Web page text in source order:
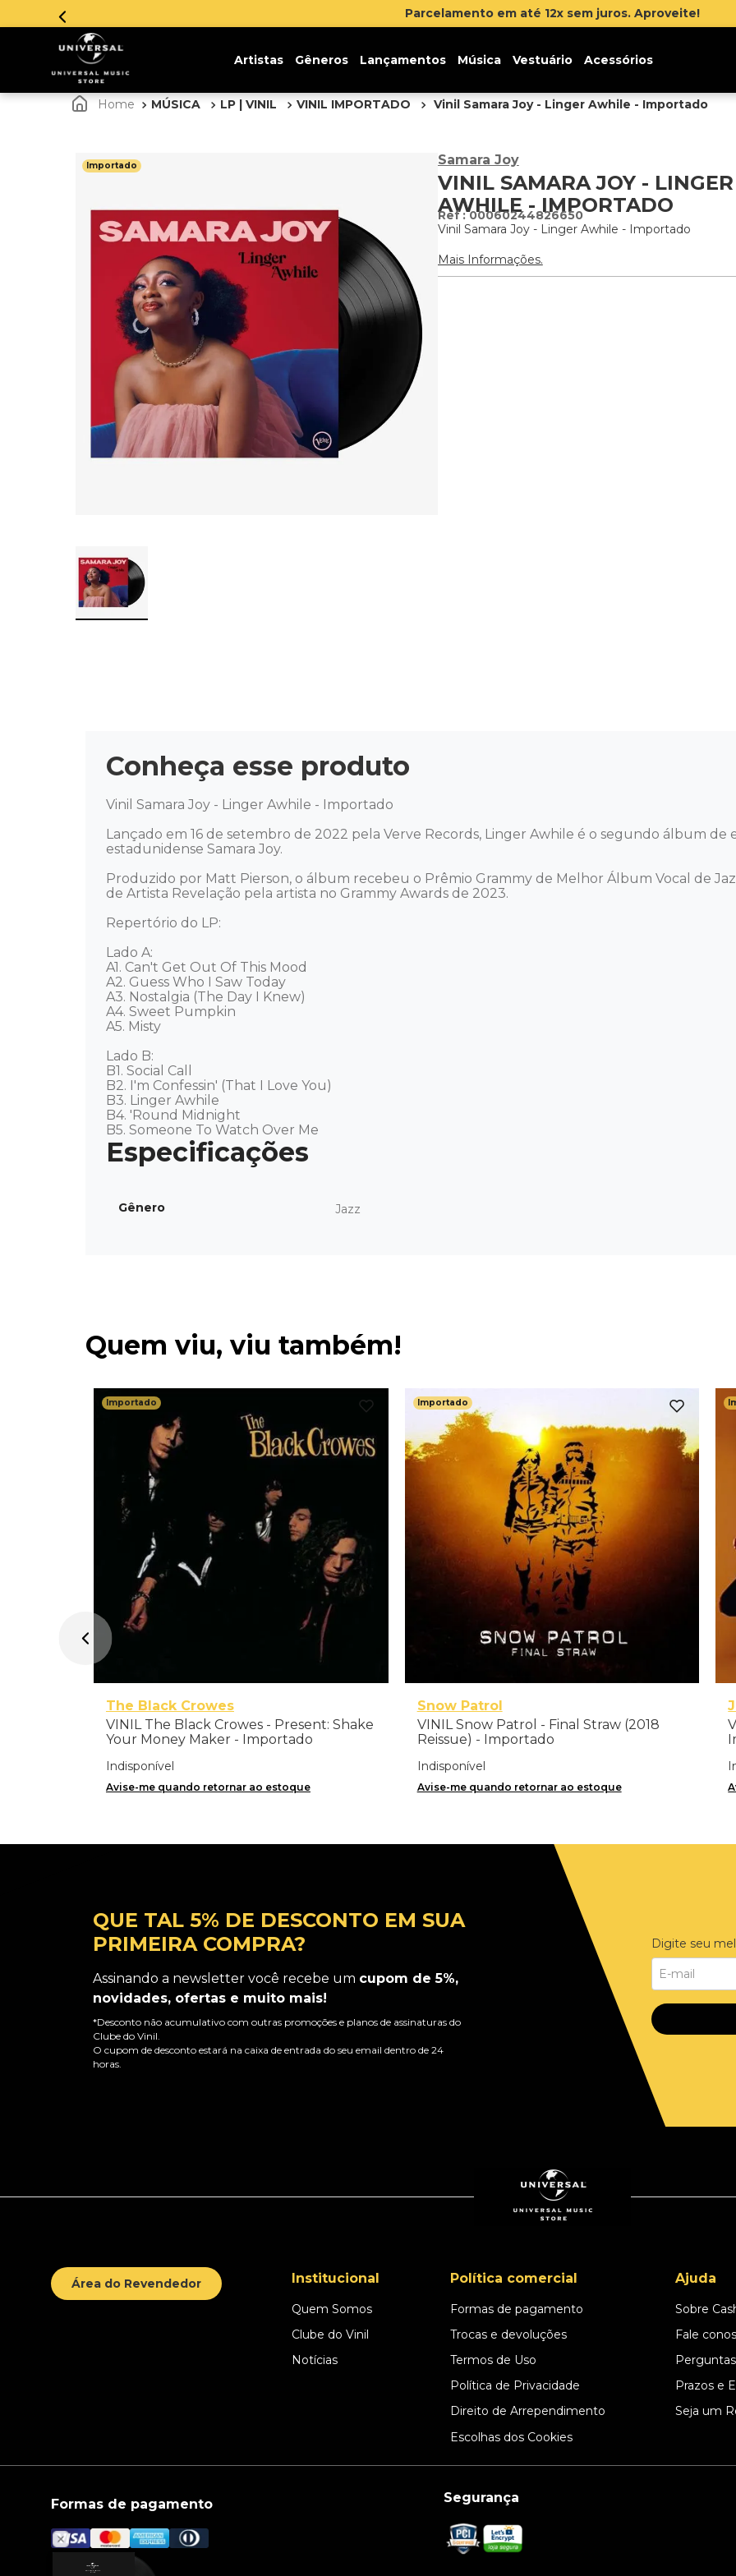
Artistas Gêneros Lançamentos Música Vestuário Acessórios
MÚSICA LP | VINIL VINIL IMPORTADO Vinil Samara Joy - Linger Awhile - Importado
Importado Samara Joy
VINIL SAMARA JOY - LINGER
AWHILE - IMPORTADO
:00060244826650
Vinil Samara Joy - Linger Awhile - Importado
Mais Informações.
Conheça esse produto
Vinil Samara Joy - Linger Awhile - Importado
Lançado em 16 de setembro de 2022 pela Verve Records, Linger Awhile é o segundo álbum de
estadunidense Samara Joy.
Produzido por Matt Pierson, o álbum recebeu o Prêmio Grammy de Melhor Álbum Vocal de
de Artista Revelação pela artista no Grammy Awards de 2023.
Repertório do LP:
Lado A:
A1. Can't Get Out Of This Mood
A2. Guess Who I Saw Today
A3. Nostalgia (The Day I Knew)
A4. Sweet Pumpkin
A5. Misty
Lado B:
B1. Social Call
B2. I'm Confessin' (That I Love You)
B3. Linger Awhile
B4. 'Round Midnight
B5. Someone To Watch Over Me
Gênero Jazz
Quem viu, viu também!
Importado
The Black Crowes
VINIL The Black Crowes - Present: Shake
Your Money Maker - Importado
Indisponível
Avise-me quando retornar ao estoque
Importado
Snow Patrol
VINIL Snow Patrol - Final Straw (2018
Reissue) - Importado
Indisponível
Avise-me quando retornar ao estoque
QUE TAL 5% DE DESCONTO EM SUA
PRIMEIRA COMPRA?
Assinando a newsletter você recebe um cupom de 5%,
novidades, ofertas e muito mais!
*Desconto não acumulativo com outras promoções e planos de assinaturas do
Clube do Vinil.
O cupom de desconto estará na caixa de entrada do seu email dentro de 24
horas.
Digite seu
Área do Revendedor Institucional
Quem Somos
Clube do Vinil
Notícias
Política comercial
Formas de pagamento
Trocas e devoluções
Termos de Uso
Política de Privacidade
Direito de Arrependimento
Escolhas dos Cookies
Ajuda
Sobre
Fale
Prazos e
Seja um
Formas de pagamento Segurança